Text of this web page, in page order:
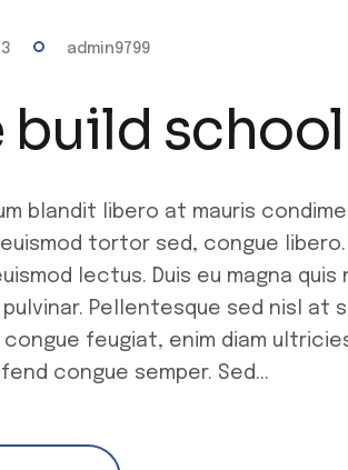
admin9799
build school
blandit libero at mauris
tortor sed, congue
lectus. Duis eu magna
Pellentesque sed nisl at
feugiat, enim diam
congue semper. Sed...